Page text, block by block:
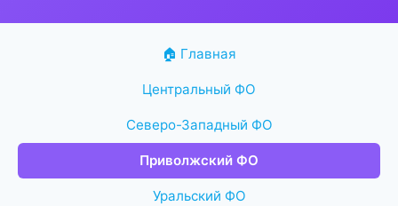
🏠 Главная
Центральный ФО
Северо-Западный ФО
Приволжский ФО
Уральский ФО